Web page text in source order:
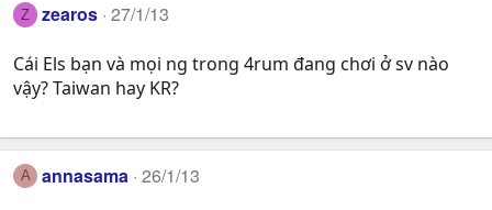
Z zearos 27/1/13
Cái Els bạn và mọi ng trong 4rum đang chơi ở sv nào
vậy? Taiwan hay KR?
A annasama 26/1/13